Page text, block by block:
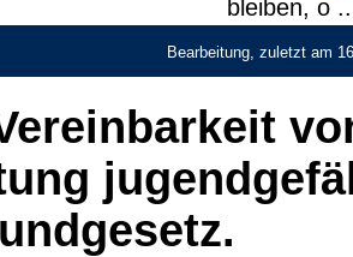
bleiben, o
Bearbeitung, zuletzt am